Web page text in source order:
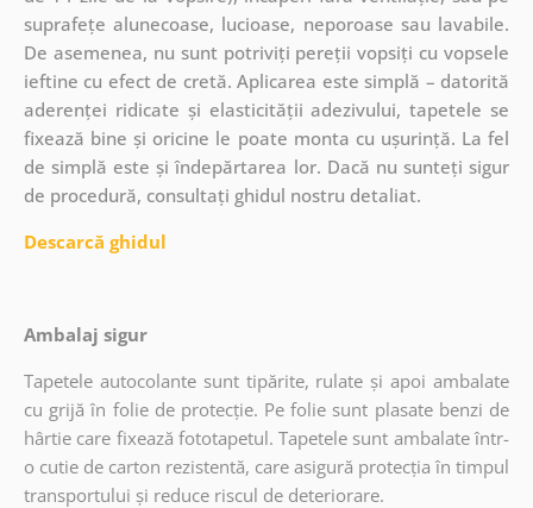
suprafețe alunecoase, lucioase, neporoase sau lavabile.
De asemenea, nu sunt potriviți pereții vopsiți cu vopsele
ieftine cu efect de cretă. Aplicarea este simplă – datorită
aderenței ridicate și elasticității adezivului, tapetele se
fixează bine și oricine le poate monta cu ușurință. La fel
de simplă este și îndepărtarea lor. Dacă nu sunteți sigur
de procedură, consultați ghidul nostru detaliat.
Descarcă ghidul
Ambalaj sigur
Tapetele autocolante sunt tipărite, rulate și apoi ambalate
cu grijă în folie de protecție. Pe folie sunt plasate benzi de
hârtie care fixează fototapetul. Tapetele sunt ambalate într-
o cutie de carton rezistentă, care asigură protecția în timpul
transportului și reduce riscul de deteriorare.